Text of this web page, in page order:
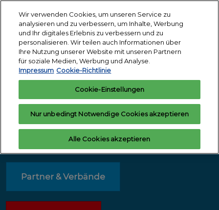
zum
Inhalt
12.-14. Januar
Messegelände
Interesse
anmelden
Ausstelleranfrage
Partner der PSI
Nur gemeinsam sind wir stark
Partner & Verbände
Wir verwenden Cookies, um unseren Service zu
analysieren und zu verbessern, um Inhalte, Werbung
und Ihr digitales Erlebnis zu verbessern und zu
personalisieren. Wir teilen auch Informationen über
Ihre Nutzung unserer Website mit unseren Partnern
für soziale Medien, Werbung und Analyse.
Impressum Cookie-Richtlinie
Cookie-Einstellungen
Nur unbedingt Notwendige Cookies akzeptieren
Alle Cookies akzeptieren